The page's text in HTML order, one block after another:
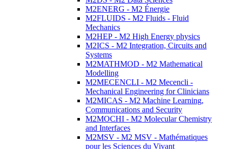
M2ENERG - M2 Énergie
M2FLUIDS - M2 Fluids - Fluid
Mechanics
M2HEP - M2 High Energy physics
M2ICS - M2 Integration, Circuits and
Systems
M2MATHMOD - M2 Mathematical
Modelling
M2MECENCLI - M2 Mecencli -
Mechanical Engineering for Clinicians
M2MICAS - M2 Machine Learning,
Communications and Security
M2MOCHI - M2 Molecular Chemistry
and Interfaces
M2MSV - M2 MSV - Mathématiques
pour les Sciences du Vivant